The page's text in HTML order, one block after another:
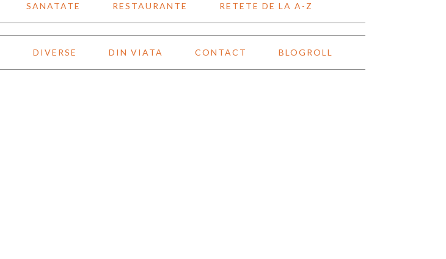
SANATATE RESTAURANTE RETETE DE LA A-Z
DIVERSE DIN VIATA CONTACT BLOGROLL